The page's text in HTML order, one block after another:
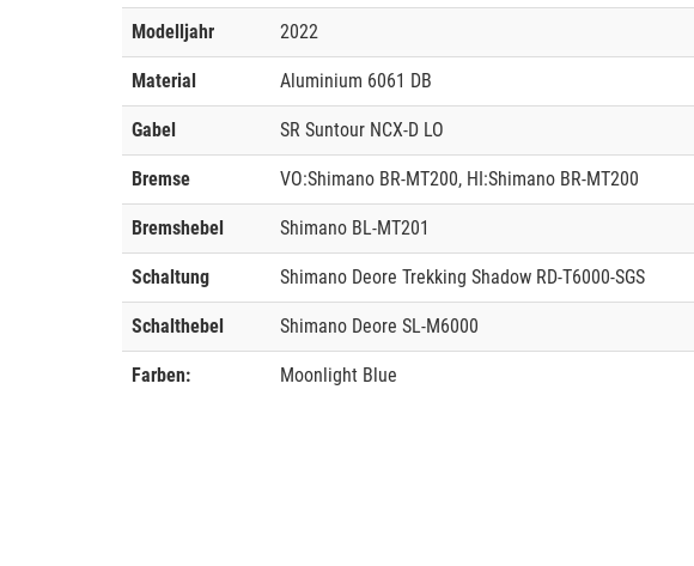
Modelljahr 2022
Material Aluminium 6061 DB
Gabel SR Suntour NCX-D LO
Bremse VO:Shimano BR-MT200, HI:Shimano BR-MT200
Bremshebel Shimano BL-MT201
Schaltung Shimano Deore Trekking Shadow RD-T6000-SGS
Schalthebel Shimano Deore SL-M6000
Farben: Moonlight Blue